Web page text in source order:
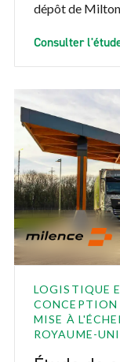
dépôt de
Consulter
LOGISTIQUE
MISE À
ROYAUME-UNI